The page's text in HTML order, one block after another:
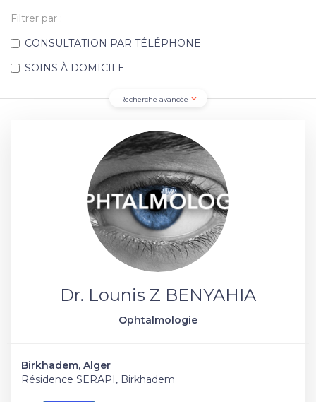
Filtrer par :
CONSULTATION PAR TÉLÉPHONE
SOINS À DOMICILE
Recherche avancée
Dr. Lounis Z BENYAHIA
Ophtalmologie
Birkhadem, Alger
Résidence SERAPI, Birkhadem